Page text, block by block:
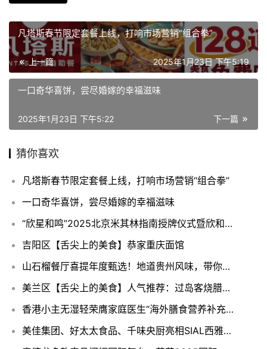
凡塔斯春节限定套餐上线，打响市场营销“组合拳”
上一篇 2025年1月23日 下午5:19
一口奇华喜饼，尝尽婚嫁的幸福滋味
下一篇
2025年1月23日 下午5:22
猜你喜欢
凡塔斯春节限定套餐上线，打响市场营销“组合拳”
一口奇华喜饼，尝尽婚嫁的幸福滋味
“欣星和鸣”2025北京米其林指南授牌仪式暨欣和年终客户答谢宴圆满成功
吉阳区【舌尖上的美食】恭家重庆面馆
山石榴餐厅喜提年度甄选！地道贵州风味，带你穿越千里苗疆
美兰区【舌尖上的美食】人气推荐：过岛客烧腊饭店
香港小主无湿轻荣膺家庭医生“海外膳食营养补充剂类目”上榜产品
美佳集团、好太太食品、千味央厨亮相SIAL西雅国际食品展，激发企业参展热潮